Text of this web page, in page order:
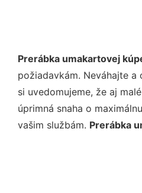
Prerábka umakartovej
požiadavkám. Neváhajte
si uvedomujeme, že aj
úprimná snaha o
vašim službám. Prerábka